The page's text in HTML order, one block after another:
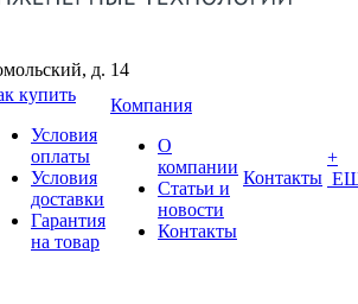
д. 14
купить
Условия
оплаты
Условия
доставки
Гарантия
на товар
Компания
О
компании
Статьи и
новости
Контакты
Контакты
+